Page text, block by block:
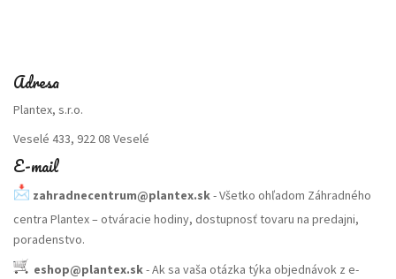
Adresa
Plantex, s.r.o.
Veselé 433, 922 08 Veselé
E-mail
zahradnecentrum@plantex.sk- Všetko ohľadom Záhradného
centra Plantex – otváracie hodiny, dostupnosť tovaru na predajni,
poradenstvo.
eshop@plantex.sk- Ak sa vaša otázka týka objednávok z e-